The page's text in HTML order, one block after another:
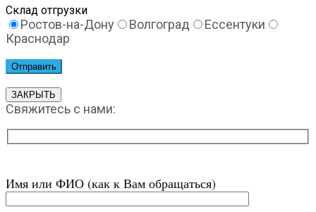
Склад отгрузки
Ростов-на-Дону Волгоград
Ессентуки
Краснодар
ЗАКРЫТЬ
Свяжитесь с нами:
Имя или ФИО (как к Вам обращаться)